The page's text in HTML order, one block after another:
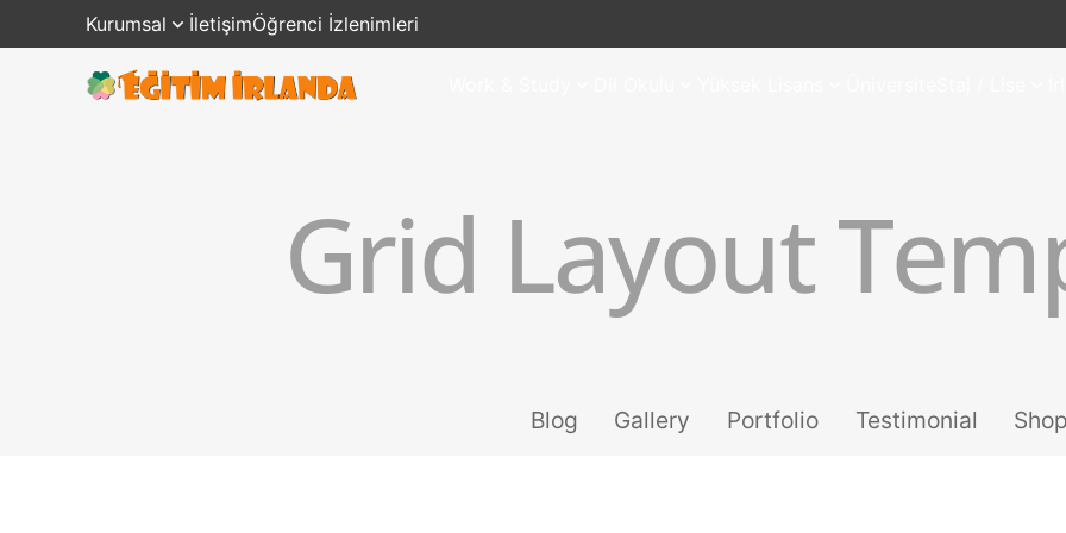
Kurumsal İletişimÖğrenci İzlenimleri
Grid Layout
Blog Gallery Portfolio Testimonial Shop